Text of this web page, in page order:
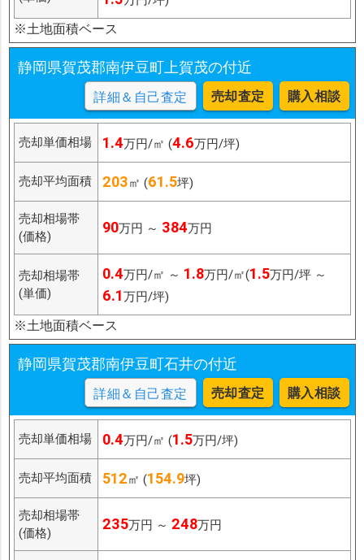
※土地面積ベース
静岡県賀茂郡南伊豆町上賀茂の付近
詳細＆自己査定 売却査定 購入相談
売却単価相場 1.4万円/㎡ (4.6万円/坪)
売却平均面積 203㎡ (61.5坪)
売却相場帯
(価格)
90万円 ～ 384万円
売却相場帯
(単価)
0.4万円/㎡ ～ 1.8万円/㎡(1.5万円/坪 ～
6.1万円/坪)
※土地面積ベース
静岡県賀茂郡南伊豆町石井の付近
詳細＆自己査定 売却査定 購入相談
売却単価相場 0.4万円/㎡ (1.5万円/坪)
売却平均面積 512㎡ (154.9坪)
売却相場帯
(価格)
235万円 ～ 248万円